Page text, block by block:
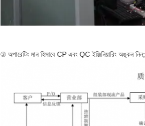
③ অপারেটিং মান হিসাবে CP এবং QC ইঞ্জিনিয়ারিং অঙ্কন নিন;